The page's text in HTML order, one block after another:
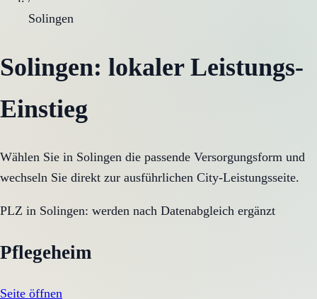
Solingen
Solingen: lokaler Leistungs-
Einstieg
Wählen Sie in Solingen die passende Versorgungsform und
wechseln Sie direkt zur ausführlichen City-Leistungsseite.
PLZ in Solingen: werden nach Datenabgleich ergänzt
Pflegeheim
Seite öffnen